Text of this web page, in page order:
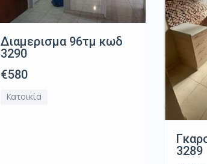
Διαμερισμα 96τμ κωδ
3290
€580
Κατοικία
3289